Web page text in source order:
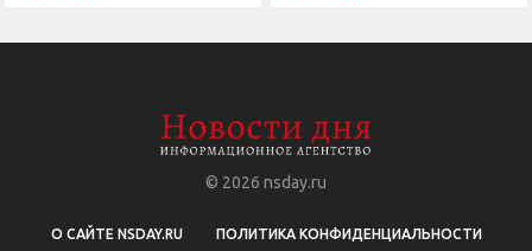
© 2026 nsday.ru
О САЙТЕ NSDAY.RU ПОЛИТИКА КОНФИДЕНЦИАЛЬНОСТИ